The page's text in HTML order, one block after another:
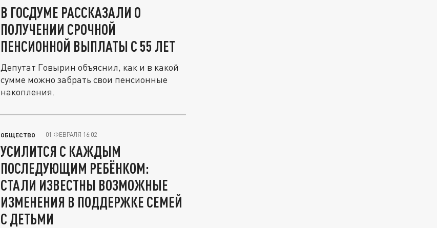
В ГОСДУМЕ РАССКАЗАЛИ О
ПОЛУЧЕНИИ СРОЧНОЙ
ПЕНСИОННОЙ ВЫПЛАТЫ С 55 ЛЕТ
Депутат Говырин объяснил, как и в какой
сумме можно забрать свои пенсионные
накопления.
ОБЩЕСТВО 01 ФЕВРАЛЯ 16:02
УСИЛИТСЯ С КАЖДЫМ
ПОСЛЕДУЮЩИМ РЕБЁНКОМ:
СТАЛИ ИЗВЕСТНЫ ВОЗМОЖНЫЕ
ИЗМЕНЕНИЯ В ПОДДЕРЖКЕ СЕМЕЙ
С ДЕТЬМИ